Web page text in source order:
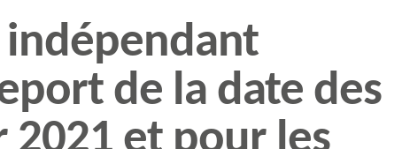
indépendant
de la date des